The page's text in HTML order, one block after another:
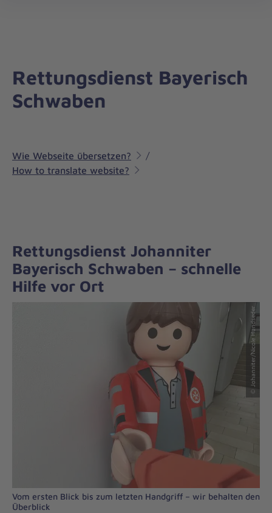
Rettungsdienst Bayerisch
Schwaben
Wie Webseite übersetzen?
/
How to translate website?
Rettungsdienst Johanniter
Bayerisch Schwaben – schnelle
Hilfe vor Ort
© Johanniter/Nicole Hundseder
Vom ersten Blick bis zum letzten Handgriff – wir behalten den
Überblick